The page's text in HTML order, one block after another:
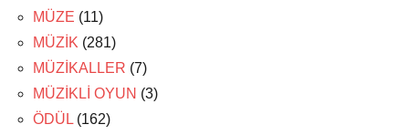
MÜZE (11)
MÜZİK (281)
MÜZİKALLER (7)
MÜZİKLİ OYUN (3)
ÖDÜL (162)